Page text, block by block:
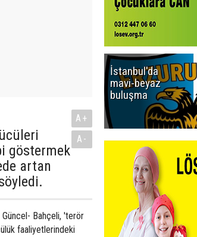
göstermek
artan
A+
A-
Güncel- Bahçeli, 'terör
faaliyetlerindeki
İstanbul'da
mavi-beyaz
buluşma